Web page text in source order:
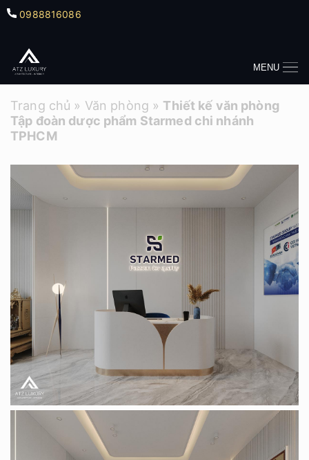
0988816086
MENU
Trang chủ » Văn phòng » Thiết kế văn phòng
Tập đoàn dược phẩm Starmed chi nhánh
TPHCM